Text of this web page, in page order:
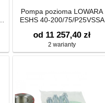
Pompa pozioma LOWARA
ESHS 40-200/75/P25VSSA
od 11 257,40 zł
2 warianty